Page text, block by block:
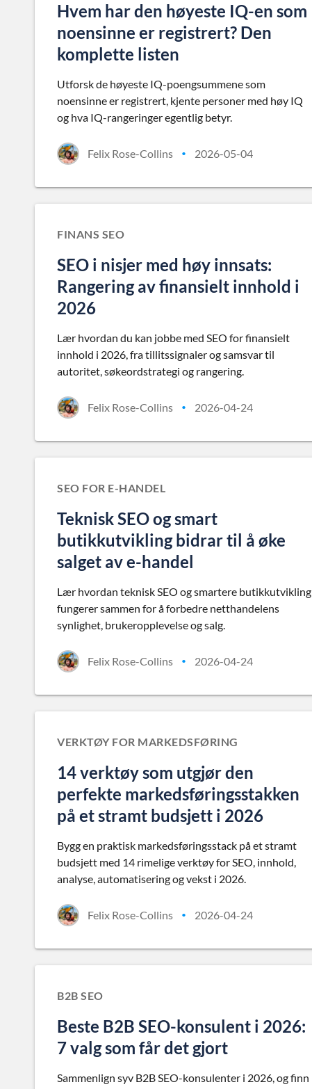
Hvem har den høyeste IQ-en som
noensinne er registrert? Den
komplette listen
Utforsk de høyeste IQ-poengsummene som
noensinne er registrert, kjente personer med høy IQ
og hva IQ-rangeringer egentlig betyr.
Felix Rose-Collins • 2026-05-04
FINANS SEO
SEO i nisjer med høy innsats:
Rangering av finansielt innhold i
2026
Lær hvordan du kan jobbe med SEO for finansielt
innhold i 2026, fra tillitssignaler og samsvar til
autoritet, søkeordstrategi og rangering.
Felix Rose-Collins • 2026-04-24
SEO FOR E-HANDEL
Teknisk SEO og smart
butikkutvikling bidrar til å øke
salget av e-handel
Lær hvordan teknisk SEO og smartere butikkutvikling
fungerer sammen for å forbedre netthandelens
synlighet, brukeropplevelse og salg.
Felix Rose-Collins • 2026-04-24
VERKTØY FOR MARKEDSFØRING
14 verktøy som utgjør den
perfekte markedsføringsstakken
på et stramt budsjett i 2026
Bygg en praktisk markedsføringsstack på et stramt
budsjett med 14 rimelige verktøy for SEO, innhold,
analyse, automatisering og vekst i 2026.
Felix Rose-Collins • 2026-04-24
B2B SEO
Beste B2B SEO-konsulent i 2026:
7 valg som får det gjort
Sammenlign syv B2B SEO-konsulenter i 2026, og finn